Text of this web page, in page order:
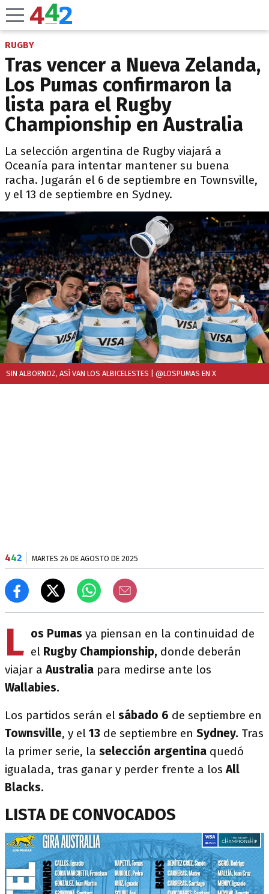
RUGBY
Tras vencer a Nueva Zelanda,
Los Pumas confirmaron la
lista para el Rugby
Championship en Australia
La selección argentina de Rugby viajará a
Oceanía para intentar mantener su buena
racha. Jugarán el 6 de septiembre en Townsville,
y el 13 de septiembre en Sydney.
SIN ALBORNOZ, ASÍ VAN LOS ALBICELESTES | @LOSPUMAS EN X
442 MARTES 26 DE AGOSTO DE 2025
L os Pumas ya piensan en la continuidad de
el Rugby Championship, donde deberán
viajar aAustralia para medirse ante los
Wallabies.
Los partidos serán el sábado 6 de septiembre en
Townsville, y el 13 de septiembre en Sydney. Tras
la primer serie, la selección argentina quedó
igualada, tras ganar y perder frente a los All
Blacks.
LISTA DE CONVOCADOS